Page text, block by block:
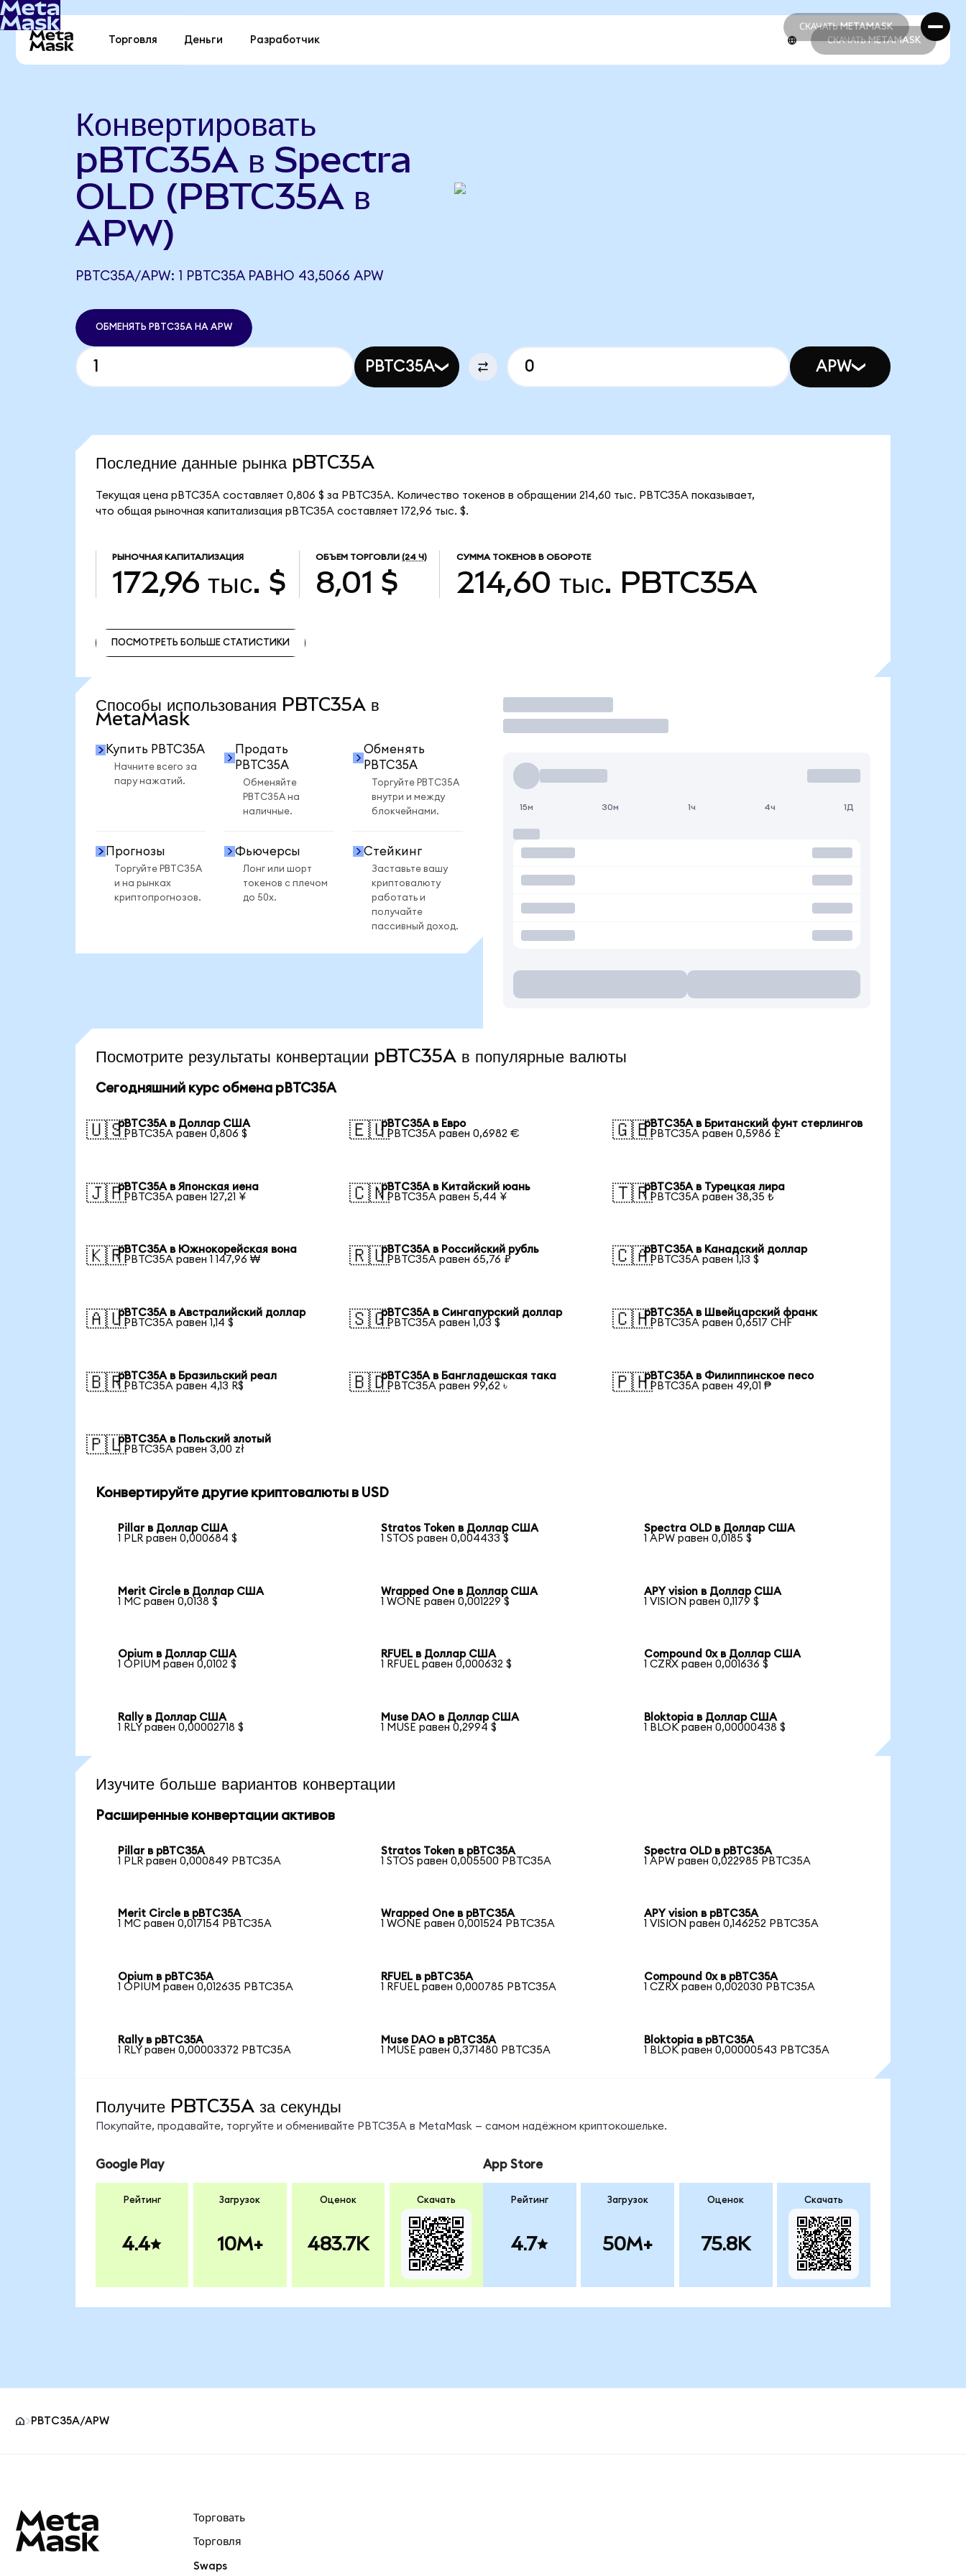
СКАЧАТЬ METAMASK
СКАЧАТЬ METAMASK
Торговля Деньги Разработчик СКАЧАТЬ METAMASK
Конвертировать
pBTC35A в Spectra
OLD (PBTC35A в
APW)
PBTC35A/APW: 1 PBTC35A РАВНО 43,5066 APW
ОБМЕНЯТЬ PBTC35A НА APW
PBTC35A APW
Последние данные рынка pBTC35A
Текущая цена pBTC35A составляет 0,806 $ за PBTC35A. Количество токенов в обращении 214,60 тыс. PBTC35A показывает,
что общая рыночная капитализация pBTC35A составляет 172,96 тыс. $.
РЫНОЧНАЯ КАПИТАЛИЗАЦИЯ
172,96 тыс. $
ОБЪЕМ ТОРГОВЛИ (24 Ч)
8,01 $
СУММА ТОКЕНОВ В ОБОРОТЕ
214,60 тыс. PBTC35A
ПОСМОТРЕТЬ БОЛЬШЕ СТАТИСТИКИ
Способы использования PBTC35A в
MetaMask
Купить PBTC35A
Начните всего за
пару нажатий.
Продать
PBTC35A
Обменяйте
PBTC35A на
наличные.
Обменять
PBTC35A
Торгуйте PBTC35A
внутри и между
блокчейнами.
Прогнозы
Торгуйте PBTC35A
и на рынках
криптопрогнозов.
Фьючерсы
Лонг или шорт
токенов с плечом
до 50x.
Стейкинг
Заставьте вашу
криптовалюту
работать и
получайте
пассивный доход.
Торговать
15м 30м 1ч 4ч 1Д
Посмотрите результаты конвертации pBTC35A в популярные валюты
Сегодняшний курс обмена pBTC35A
🇺🇸pBTC35A в Доллар США
1 PBTC35A равен 0,806 $
🇪🇺pBTC35A в Евро
1 PBTC35A равен 0,6982 €
🇬🇧pBTC35A в Британский фунт стерлингов
1 PBTC35A равен 0,5986 £
🇯🇵pBTC35A в Японская иена
1 PBTC35A равен 127,21 ¥
🇨🇳pBTC35A в Китайский юань
1 PBTC35A равен 5,44 ¥
🇹🇷pBTC35A в Турецкая лира
1 PBTC35A равен 38,35 ₺
🇰🇷pBTC35A в Южнокорейская вона
1 PBTC35A равен 1 147,96 ₩
🇷🇺pBTC35A в Российский рубль
1 PBTC35A равен 65,76 ₽
🇨🇦pBTC35A в Канадский доллар
1 PBTC35A равен 1,13 $
🇦🇺pBTC35A в Австралийский доллар
1 PBTC35A равен 1,14 $
🇸🇬pBTC35A в Сингапурский доллар
1 PBTC35A равен 1,03 $
🇨🇭pBTC35A в Швейцарский франк
1 PBTC35A равен 0,6517 CHF
🇧🇷pBTC35A в Бразильский реал
1 PBTC35A равен 4,13 R$
🇧🇩pBTC35A в Бангладешская така
1 PBTC35A равен 99,62 ৳
🇵🇭pBTC35A в Филиппинское песо
1 PBTC35A равен 49,01 ₱
🇵🇱pBTC35A в Польский злотый
1 PBTC35A равен 3,00 zł
Конвертируйте другие криптовалюты в USD
Pillar в Доллар США
1 PLR равен 0,000684 $
Stratos Token в Доллар США
1 STOS равен 0,004433 $
Spectra OLD в Доллар США
1 APW равен 0,0185 $
Merit Circle в Доллар США
1 MC равен 0,0138 $
Wrapped One в Доллар США
1 WONE равен 0,001229 $
APY vision в Доллар США
1 VISION равен 0,1179 $
Opium в Доллар США
1 OPIUM равен 0,0102 $
RFUEL в Доллар США
1 RFUEL равен 0,000632 $
Compound 0x в Доллар США
1 CZRX равен 0,001636 $
Rally в Доллар США
1 RLY равен 0,00002718 $
Muse DAO в Доллар США
1 MUSE равен 0,2994 $
Bloktopia в Доллар США
1 BLOK равен 0,00000438 $
Изучите больше вариантов конвертации
Расширенные конвертации активов
Pillar в pBTC35A
1 PLR равен 0,000849 PBTC35A
Stratos Token в pBTC35A
1 STOS равен 0,005500 PBTC35A
Spectra OLD в pBTC35A
1 APW равен 0,022985 PBTC35A
Merit Circle в pBTC35A
1 MC равен 0,017154 PBTC35A
Wrapped One в pBTC35A
1 WONE равен 0,001524 PBTC35A
APY vision в pBTC35A
1 VISION равен 0,146252 PBTC35A
Opium в pBTC35A
1 OPIUM равен 0,012635 PBTC35A
RFUEL в pBTC35A
1 RFUEL равен 0,000785 PBTC35A
Compound 0x в pBTC35A
1 CZRX равен 0,002030 PBTC35A
Rally в pBTC35A
1 RLY равен 0,00003372 PBTC35A
Muse DAO в pBTC35A
1 MUSE равен 0,371480 PBTC35A
Bloktopia в pBTC35A
1 BLOK равен 0,00000543 PBTC35A
Получите PBTC35A за секунды
Покупайте, продавайте, торгуйте и обменивайте PBTC35A в MetaMask — самом надёжном криптокошельке.
Google Play
Рейтинг
4.4
Загрузок
10M+
Оценок
483.7K
Скачать
App Store
Рейтинг
4.7
Загрузок
50M+
Оценок
75.8K
Скачать
PBTC35A/APW
Торговать
Торговля
Swaps